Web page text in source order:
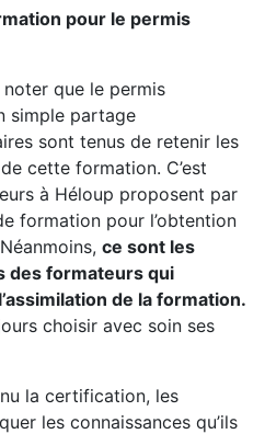
pour le permis
que le permis
simple partage
sont tenus de retenir les
cette formation. C’est
à Héloup proposent par
formation pour l’obtention
ce sont les
des formateurs qui
de la formation.
choisir avec soin ses
la certification, les
les connaissances qu’ils